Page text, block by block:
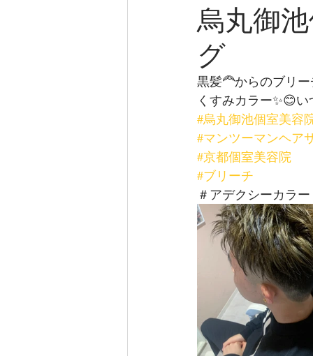
烏丸御
グ
黒髪🦰からのブリ
くすみカラー✨😊
#烏丸御池個室美容
#マンツーマンヘア
#京都個室美容院
#ブリーチ
＃アデクシーカラー